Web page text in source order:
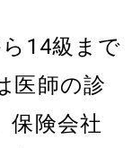
14級まで
医師の診
保険会社